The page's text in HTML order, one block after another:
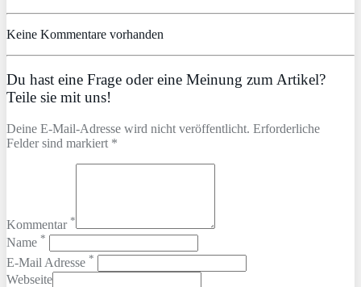
Keine Kommentare vorhanden
Du hast eine Frage oder eine Meinung zum Artikel?
Teile sie mit uns!
Deine E-Mail-Adresse wird nicht veröffentlicht. Erforderliche
Felder sind markiert *
Kommentar *
Name *
E-Mail Adresse *
Webseite